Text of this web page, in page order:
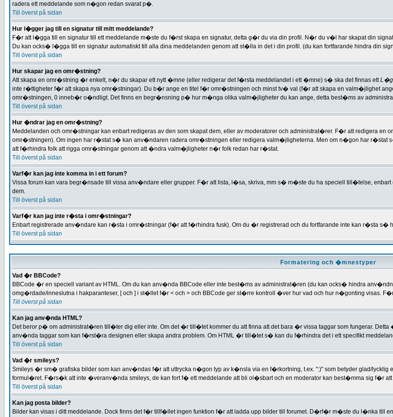
radera ett meddelande som n�gon redan svarat p�.
Till överst på sidan
Hur l�gger jag till en signatur till mitt meddelande?
F�r att l�gga till en signatur till ett meddelande m�ste du f�rst skapa en signatur, detta g�r du via din profil. N�r du v�l har skapat din
Du kan ocks� l�gga till en signatur automatiskt till alla dina meddelanden genom att st�lla in det i din profil. (du kan fortfarande hindra din
Till överst på sidan
Hur skapar jag en omr�stning?
Att skapa en omr�stning �r enkelt, n�r du skapar ett nytt �mne (eller redigerar det f�rsta meddelandet i ett �mne) s� ska det finnas ett
inte r�ttigheter f�r att skapa nya omr�stningar). Du b�r ange en titel f�r omr�stningen och minst tv� val (f�r att skapa en valm�jlighet
omr�stningen, 0 inneb�r o�ndligt. Det finns en begr�nsning p� hur m�nga olika valm�jligheter du kan ange, detta best�ms av
Till överst på sidan
Hur �ndrar jag en omr�stning?
Meddelanden och omr�stningar kan enbart redigeras av den som skapat dem, eller av moderatorer och administrat�rer. F�r att redigera
omr�stningen). Om ingen har r�stat s� kan anv�ndaren radera omr�stningen eller redigera valm�jligheterna. Men om n�gon har r�stat
att f�rhindra folk att rigga omr�stningar genom att �ndra valm�jligheter n�r folk redan har r�stat.
Till överst på sidan
Varf�r kan jag inte komma in i ett forum?
Vissa forum kan vara begr�nsade till vissa anv�ndare eller grupper. F�r att lista, l�sa, skriva, mm s� m�ste du ha speciell till�telse,
dem.
Till överst på sidan
Varf�r kan jag inte r�sta i omr�stningar?
Enbart registrerade anv�ndare kan r�sta i omr�stningar (f�r att f�rhindra fusk). Om du �r registrerad och du fortfarande inte kan r�sta
Till överst på sidan
Formatering och �mnestyper
Vad �r BBCode?
BBCode �r en speciell variant av HTML. Om du kan anv�nda BBCode eller inte best�ms av administrat�ren (du kan ocks� hindra
omg�rdade/inneslutna i hakparanteser, [ och ] i st�llet f�r < och > och BBCode ger st�rre kontroll �ver hur vad och hur n�gonting visas.
Till överst på sidan
Kan jag anv�nda HTML?
Det beror p� om administrat�ren till�ter dig eller inte. Om det �r till�tet kommer du att finna att det bara �r vissa taggar som fungerar.
anv�nda taggar som kan f�rst�ra designen eller skapa andra problem. Om HTML �r till�tet s� kan du f�rhindra det i ett specifikt
Till överst på sidan
Vad �r smileys?
Smileys �r sm� grafiska bilder som kan anv�ndas f�r att uttrycka n�gon typ av k�nsla via en f�rkortning, t.ex. ":)" som betyder glad/lycklig
formul�ret. F�rs�k att inte �veranv�nda smileys, de kan fort f� ett meddelande att bli ol�sbart och en moderator kan best�mma sig f�r
Till överst på sidan
Kan jag posta bilder?
Bilder kan visas i ditt meddelande. Dock finns det f�r tillf�llet ingen funktion f�r att ladda upp bilder till forumet. D�rf�r m�ste du l�nka till